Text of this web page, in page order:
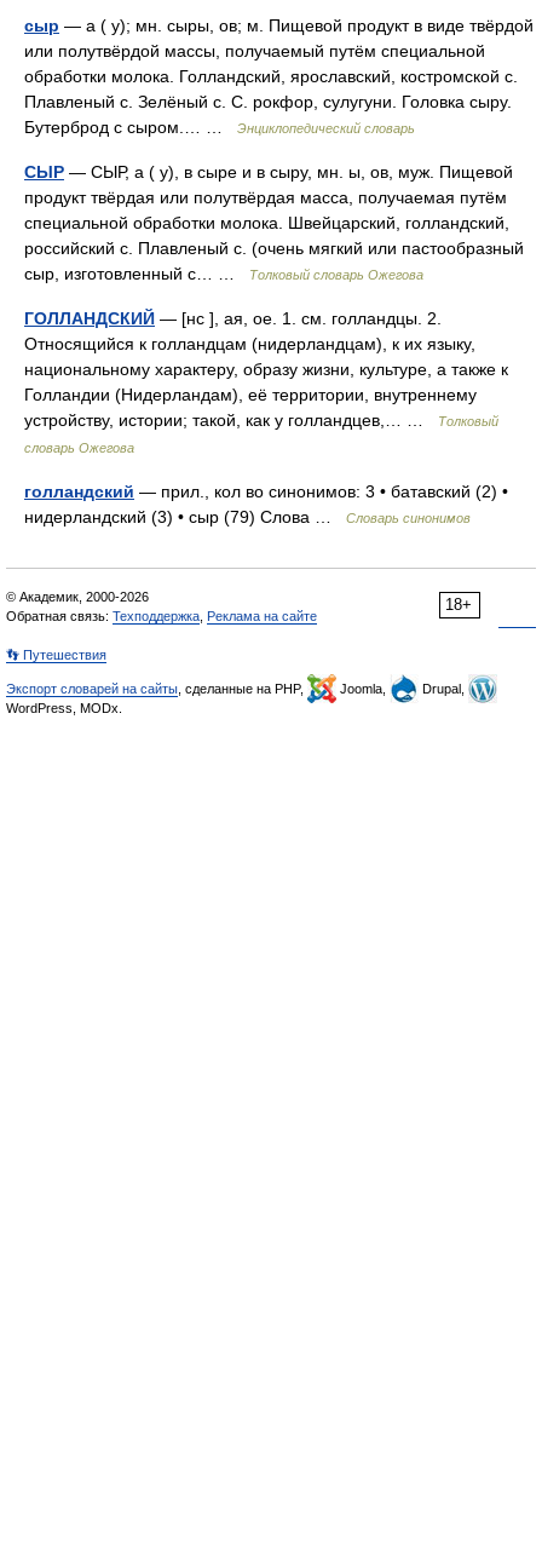
сыр — а ( у); мн. сыры, ов; м. Пищевой продукт в виде твёрдой
или полутвёрдой массы, получаемый путём специальной
обработки молока. Голландский, ярославский, костромской с.
Плавленый с. Зелёный с. С. рокфор, сулугуни. Головка сыру.
Бутерброд с сыром.… …
Энциклопедический словарь
СЫР — СЫР, а ( у), в сыре и в сыру, мн. ы, ов, муж. Пищевой
продукт твёрдая или полутвёрдая масса, получаемая путём
специальной обработки молока. Швейцарский, голландский,
российский с. Плавленый с. (очень мягкий или пастообразный
сыр, изготовленный с… …
Толковый словарь Ожегова
ГОЛЛАНДСКИЙ — [нс ], ая, ое. 1. см. голландцы. 2.
Относящийся к голландцам (нидерландцам), к их языку,
национальному характеру, образу жизни, культуре, а также к
Голландии (Нидерландам), её территории, внутреннему
устройству, истории; такой, как у голландцев,… …
Толковый
словарь Ожегова
голландский — прил., кол во синонимов: 3 • батавский (2) •
нидерландский (3) • сыр (79) Слова …
Словарь синонимов
18+
© Академик, 2000-2026
Обратная связь: Техподдержка Реклама на сайте
👣 Путешествия
Экспорт словарей на сайты , сделанные на PHP, Joomla,
Drupal,
WordPress, MODx.